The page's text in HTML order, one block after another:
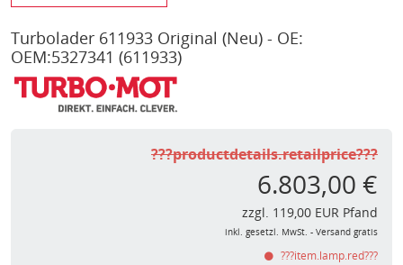
Turbolader 611933 Original (Neu) - OE:
OEM:5327341 (611933)
???productdetails.retailprice???
6.803,00 €
zzgl. 119,00 EUR Pfand
inkl. gesetzl. MwSt. - Versand gratis
???item.lamp.red???